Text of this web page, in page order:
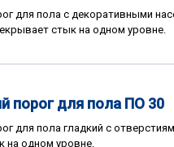
для пола с декоративными
стык на одном уровне.
порог для пола ПО 30
для пола гладкий с
на одном уровне.